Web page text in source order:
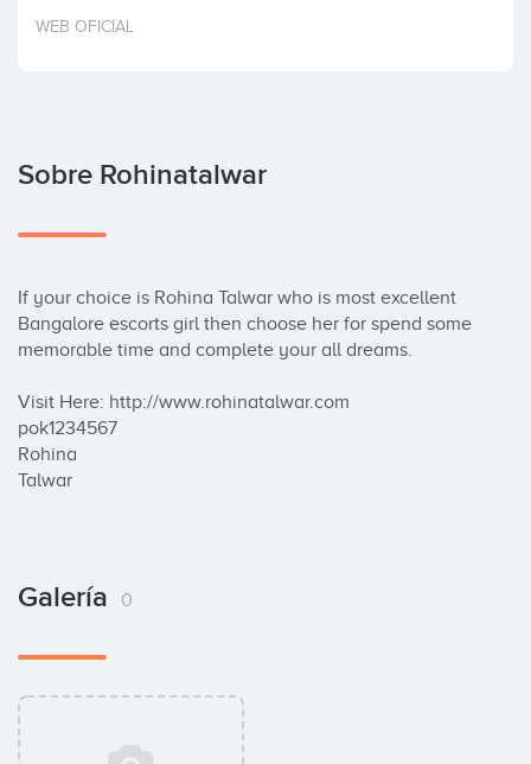
Invertir
WEB OFICIAL
Sobre Rohinatalwar
If your choice is Rohina Talwar who is most excellent
Bangalore escorts girl then choose her for spend some
memorable time and complete your all dreams.
Visit Here: http://www.rohinatalwar.com
pok1234567
Rohina
Talwar
Galería 0